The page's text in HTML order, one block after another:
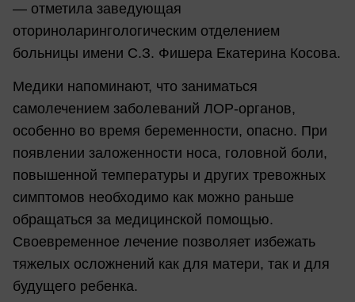
— отметила заведующая
оториноларингологическим отделением
больницы имени С.З. Фишера Екатерина Косова.
Медики напоминают, что заниматься
самолечением заболеваний ЛОР-органов,
особенно во время беременности, опасно. При
появлении заложенности носа, головной боли,
повышенной температуры и других тревожных
симптомов необходимо как можно раньше
обращаться за медицинской помощью.
Своевременное лечение позволяет избежать
тяжелых осложнений как для матери, так и для
будущего ребенка.